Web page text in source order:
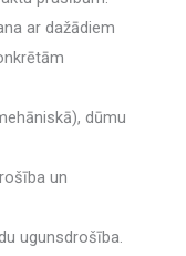
ar dažādiem
dūmu
un
ugunsdrošība.